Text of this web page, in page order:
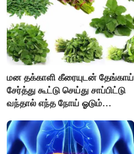
மன தக்காளி கீரையுடன் தேங்காய்
சேர்த்து கூட்டு செய்து சாப்பிட்டு
வந்தால் எந்த நோய் ஓடும்